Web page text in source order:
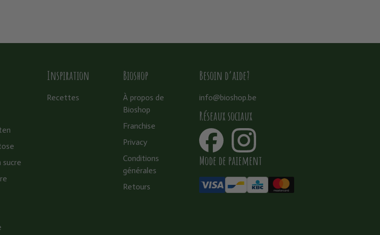
sucre
Inspiration
Recettes
Bioshop
À propos de
Bioshop
Franchise
Privacy
Conditions
générales
Retours
Besoin d’aide?
info@bioshop.be
Réseaux sociaux
Mode de paiement